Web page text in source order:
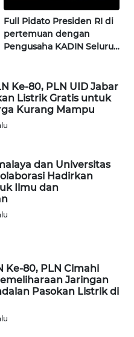
Full Pidato Presiden RI di
pertemuan dengan
Pengusaha KADIN Seluruh
Ke-80, PLN UID Jabar
Listrik Gratis untuk
Kurang Mampu
dan Universitas
Hadirkan
Ilmu dan
Ke-80, PLN Cimahi
Jaringan
Pasokan Listrik di